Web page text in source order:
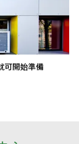
可開始準備